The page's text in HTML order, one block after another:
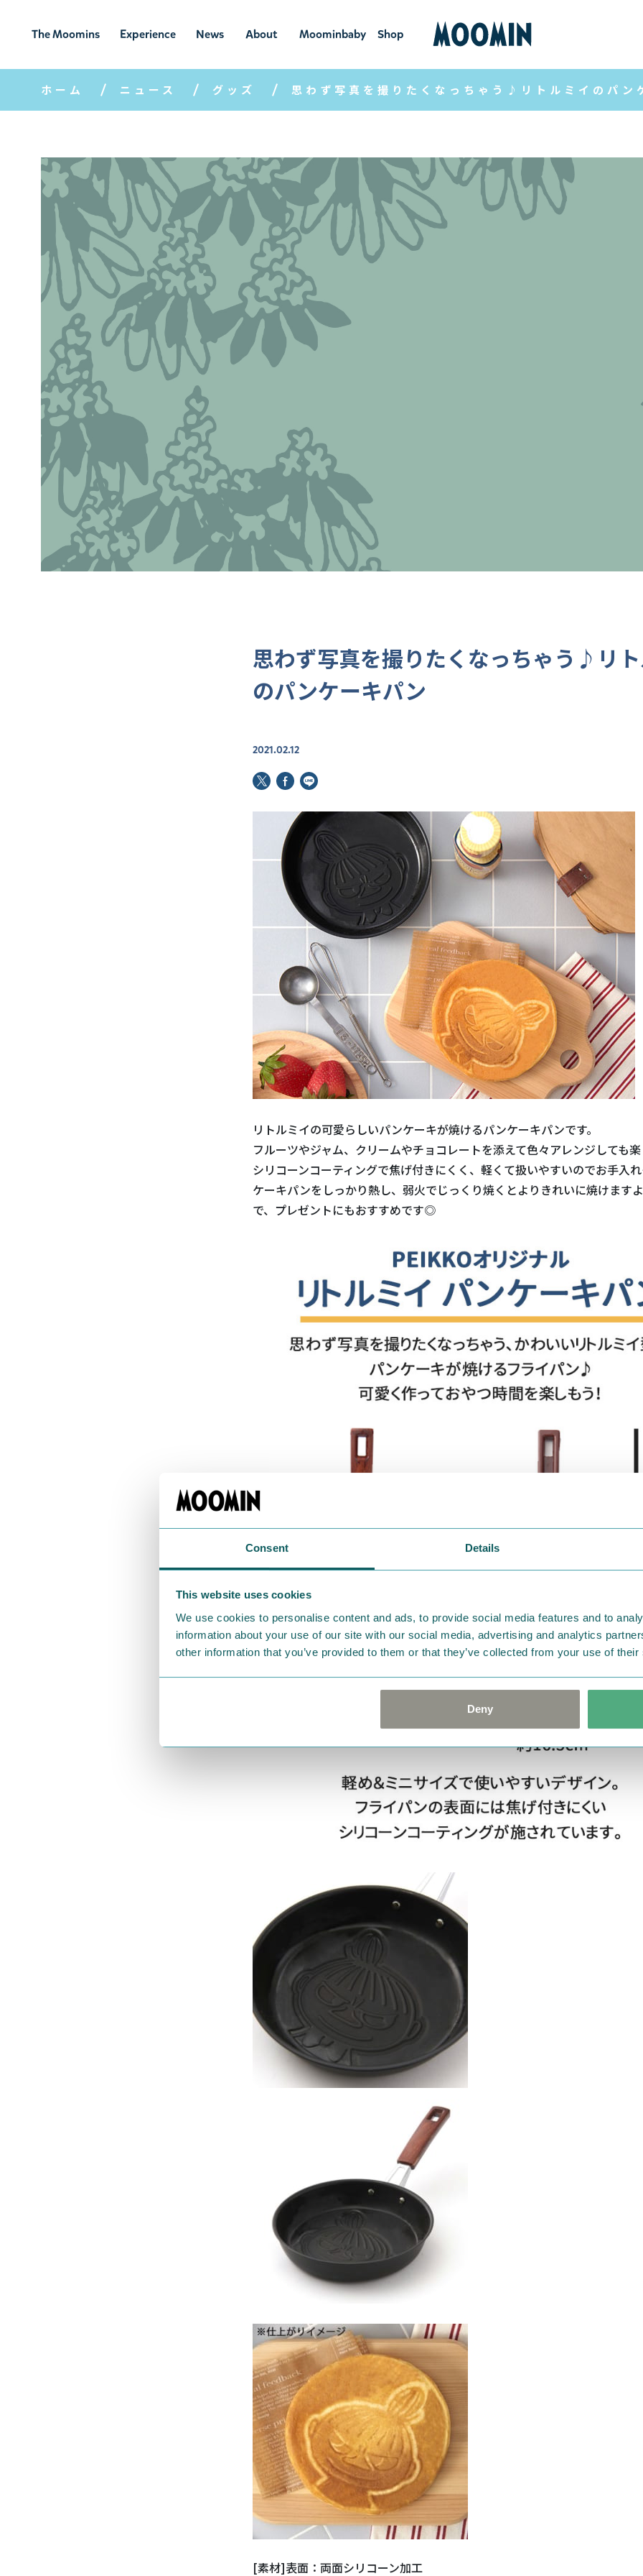
Consent Details
This website uses cookies
We use cookies to personalise content and ads, to provide social media features and to
information about your use of our site with our social media, advertising and analytics
other information that you’ve provided to them or that they’ve collected from your use of
Deny
The Moomins
ムーミンの
世界
Experience
ムーミンの世
界を楽しむ
News
ニュ
ース
About
ムーミン
について
Moominbaby
ムーミンベ
ビー
Shop
ショ
ップ
ホーム ニュース グッズ 思わず写真を撮りたくなっちゃう♪リトルミイのパン
思わず写真を撮りたくなっちゃう♪リ
のパンケーキパン
2021.02.12
リトルミイの可愛らしいパンケーキが焼けるパンケーキパンです。
フルーツやジャム、クリームやチョコレートを添えて色々アレンジしても
シリコーンコーティングで焦げ付きにくく、軽くて扱いやすいのでお手入
ケーキパンをしっかり熱し、弱火でじっくり焼くとよりきれいに焼けます
で、プレゼントにもおすすめです◎
[素材]表面：両面シリコーン加工